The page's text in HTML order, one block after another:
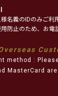
名義のIDのみご利
防止のため、お電
method :
MasterCard